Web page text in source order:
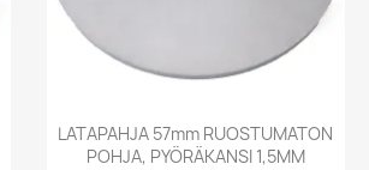
Pikakatselu
LATAPAHJA 57mm RUOSTUMATON
POHJA, PYÖRÄKANSI 1,5MM